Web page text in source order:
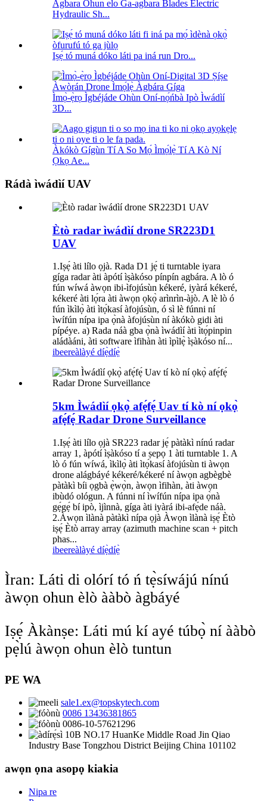
Agbara Ohun elo Ga-agbara Blades Electric
Hydraulic Sh...
Iṣẹ́ tó muná dóko láti pa iná run Dro...
Ìmọ̀-ẹ̀rọ Ìgbéjáde Ohùn Oní-nọ́ńbà Ipò Ìwádìí
3D...
Àkókò Gígùn Tí A So Mọ́ Ìmọ́lẹ̀ Tí A Kò Ní
Ọkọ Ae...
Rádà ìwádìí UAV
Ètò radar ìwádìí drone SR223D1
UAV
1.Iṣẹ́ àti lílo ọjà. Rada D1 jẹ́ ti turntable iyara
gíga radar àti àpótí ìṣàkóso pínpín agbára. A lò ó
fún wíwá àwọn ibi-ìfojúsùn kékeré, iyàrá kékeré,
kékeré àti lọ́ra àti àwọn ọkọ̀ arìnrìn-àjò. A lè lò ó
fún ìkìlọ̀ àti ìtọ́kasí àfojúsùn, ó sì lè fúnni ní
ìwífún nípa ipa ọ̀nà àfojúsùn ní àkókò gidi àti
pípéye. a) Rada náà gba ọ̀nà ìwádìí àti ìtọ́pinpin
aládàáni, àti software ìfihàn àti ìpìlẹ̀ ìṣàkóso ní...
ibeereàlàyé díẹ̀díẹ̀
5km Ìwádìí ọkọ̀ afẹ́fẹ́ Uav tí kò ní ọkọ̀
afẹ́fẹ́ Radar Drone Surveillance
1.Iṣẹ́ àti lílo ọjà SR223 radar jẹ́ pàtàkì nínú radar
array 1, àpótí ìṣàkóso tí a ṣepọ 1 àti turntable 1. A
lò ó fún wíwá, ìkìlọ̀ àti ìtọ́kasí àfojúsùn ti àwọn
drone alágbáyé kékeré/kékeré ní àwọn agbègbè
pàtàkì bíi ọgbà ẹ̀wọ̀n, àwọn ìfihàn, àti àwọn
ibùdó ológun. A fúnni ní ìwífún nípa ipa ọ̀nà
gẹ́gẹ́ bí ipò, ìjìnnà, gíga àti iyàrá ibi-afẹ́de náà.
2.Àwọn ìlànà pàtàkì nípa ọjà Àwọn ìlànà iṣẹ́ Ètò
iṣẹ́ Ètò array array (azimuth machine scan + pitch
phas...
ibeereàlàyé díẹ̀díẹ̀
Ìran: Láti di olórí tó ń tẹ̀síwájú nínú
àwọn ohun èlò ààbò àgbáyé
Iṣẹ́ Àkànṣe: Láti mú kí ayé túbọ̀ ní ààbò
pẹ̀lú àwọn ohun èlò tuntun
PE WA
sale1.ex@topskytech.com
0086 13436381865
0086-10-57621296
10B NO.17 HuanKe Middle Road Jin Qiao
Industry Base Tongzhou District Beijing China 101102
awọn ọna asopọ kiakia
Nipa re